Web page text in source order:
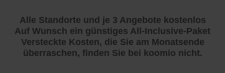
Alle Standorte und je 3 Angebote kostenlos
Auf Wunsch ein günstiges All-Inclusive-Paket
Versteckte Kosten, die Sie am Monatsende
überraschen, finden Sie bei koomio nicht.